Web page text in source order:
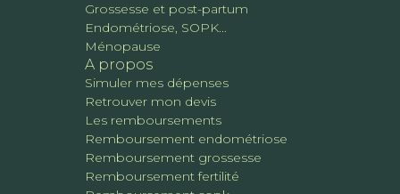
Grossesse et post-partum
Endométriose, SOPK...
Ménopause
A propos
Simuler mes dépenses
Retrouver mon devis
Les remboursements
Remboursement endométriose
Remboursement grossesse
Remboursement fertilité